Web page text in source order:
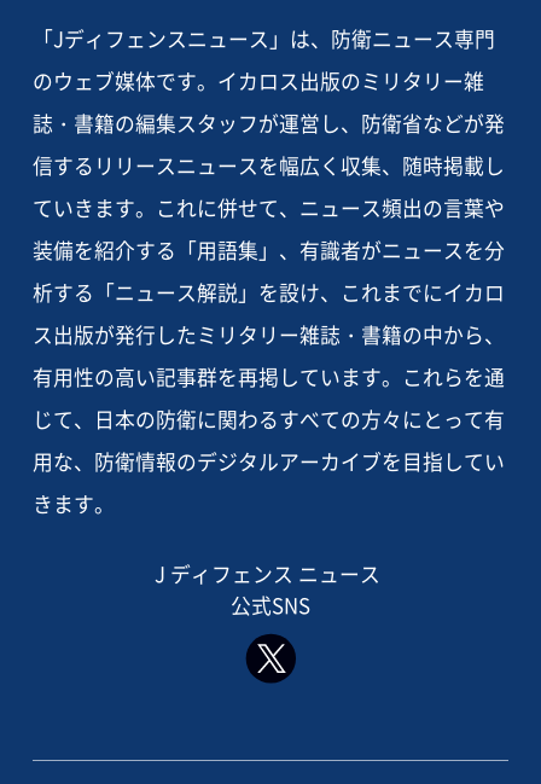
「Jディフェンスニュース」は、防衛ニュース専門
のウェブ媒体です。イカロス出版のミリタリー雑
誌・書籍の編集スタッフが運営し、防衛省などが発
信するリリースニュースを幅広く収集、随時掲載し
ていきます。これに併せて、ニュース頻出の言葉や
装備を紹介する「用語集」、有識者がニュースを分
析する「ニュース解説」を設け、これまでにイカロ
ス出版が発行したミリタリー雑誌・書籍の中から、
有用性の高い記事群を再掲しています。これらを通
じて、日本の防衛に関わるすべての方々にとって有
用な、防衛情報のデジタルアーカイブを目指してい
きます。
J ディフェンス ニュース
公式SNS